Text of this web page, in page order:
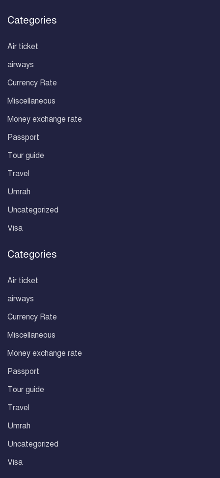
Categories
Air ticket
airways
Currency Rate
Miscellaneous
Money exchange rate
Passport
Tour guide
Travel
Umrah
Uncategorized
Visa
Categories
Air ticket
airways
Currency Rate
Miscellaneous
Money exchange rate
Passport
Tour guide
Travel
Umrah
Uncategorized
Visa